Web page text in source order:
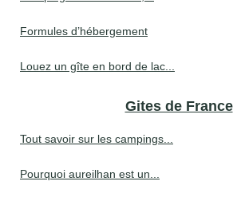
Formules d’hébergement
Louez un gîte en bord de lac...
Gites de France
Tout savoir sur les campings...
Pourquoi aureilhan est un...